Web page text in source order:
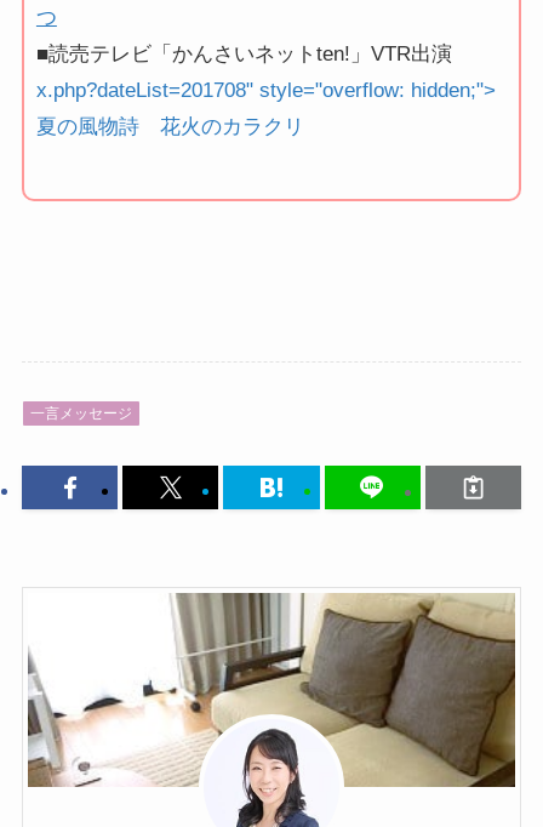
つ
■読売テレビ「かんさいネットten!」VTR出演
x.php?dateList=201708" style="overflow: hidden;">
夏の風物詩 花火のカラクリ
一言メッセージ